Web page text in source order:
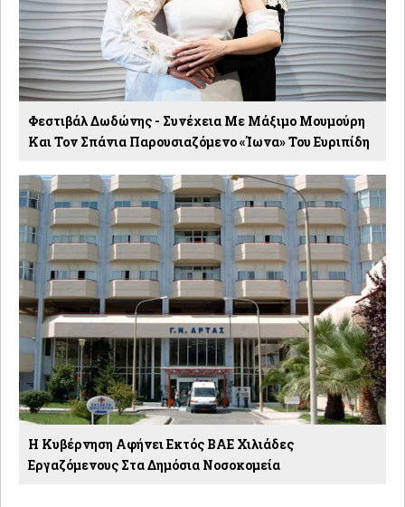
Φεστιβάλ Δωδώνης - Συνέχεια Με Μάξιμο Μουμούρη
Και Τον Σπάνια Παρουσιαζόμενο «Ίωνα» Του Ευριπίδη
Η Κυβέρνηση Αφήνει Εκτός ΒΑΕ Χιλιάδες
Εργαζόμενους Στα Δημόσια Νοσοκομεία